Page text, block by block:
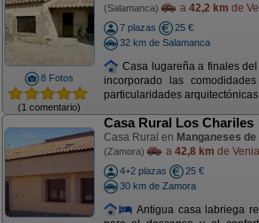
8 Fotos
(1 comentario)
(Salamanca) a 42,2 km de
7 plazas
25 €
32 km de Salamanca
Casa lugareña a finales
incorporado las
particularidades arquitectónicas
Casa Rural Los Chariles
Casa Rural en Manganeses
(Zamora) a 42,8 km de
4+2 plazas
25 €
30 km de Zamora
Antigua casa labriega